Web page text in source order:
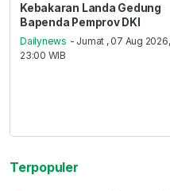
Kebakaran Landa Gedung
Bapenda Pemprov DKI
Dailynews - Jumat , 07 Aug 2026,
23:00 WIB
Terpopuler